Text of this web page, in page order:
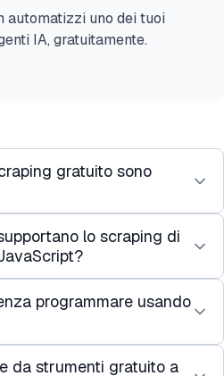
automatizzi uno dei tuoi
IA, gratuitamente.
gratuito sono
personali. Ma spesso
velocità, limiti di pagina o
pagamento sono più
lo scraping di
e Octoparse
pesanti in JavaScript.
come Web Scraper
programmare usando
Octoparse e Web
da strumenti gratuito a